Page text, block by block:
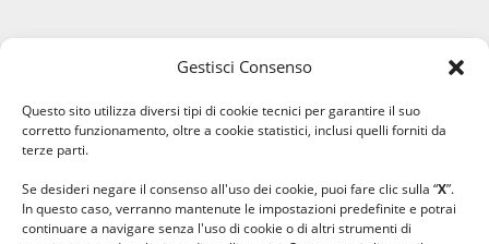
Gestisci Consenso
Questo sito utilizza diversi tipi di cookie tecnici per garantire il suo
corretto funzionamento, oltre a cookie statistici, inclusi quelli forniti da
terze parti.
Se desideri negare il consenso all'uso dei cookie, puoi fare clic sulla “X”.
In questo caso, verranno mantenute le impostazioni predefinite e potrai
continuare a navigare senza l'uso di cookie o di altri strumenti di
#lanaterapia
#ilcaloredellempatia